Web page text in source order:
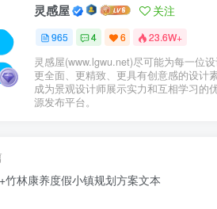
湿地.png
灵感屋 关注
965 4 6 23.6W+
灵感屋(www.lgwu.net)尽可能为每一位
更全面、更精致、更具有创意感的设计
成为景观设计师展示实力和互相学习的
源发布平台。
竹林康养度假小镇规划方案文本